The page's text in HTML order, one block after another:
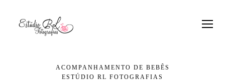
ACOMPANHAMENTO DE BEBÊS
ESTÚDIO RL FOTOGRAFIAS